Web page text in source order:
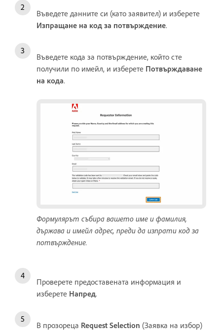
Въведете данните си (като заявител) и изберете
Изпращане на код за потвърждение.
Въведете кода за потвърждение, който сте
получили по имейл, и изберете Потвърждаване
на кода.
Формулярът събира вашето име и фамилия,
държава и имейл адрес, преди да изпрати код за
потвърждение.
Проверете предоставената информация и
изберете Напред.
В прозореца Request Selection (Заявка на избор)